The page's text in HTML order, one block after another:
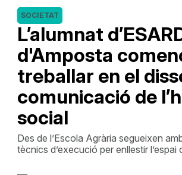
L’alumnat
d'Amposta
treballar en el
comunicació de
social
SOCIETAT
Des de l’Escola Agrària segueixen
tècnics d’execució per enllestir l’espai